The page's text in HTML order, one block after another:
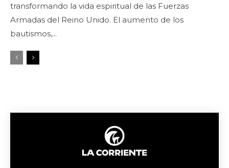
transformando la vida espiritual de las Fuerzas
Armadas del Reino Unido. El aumento de los
bautismos,...